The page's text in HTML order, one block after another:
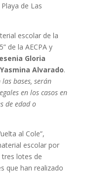
de Las
escolar de la
de la AECPA y
Gloria
Yasmina Alvarado.
bases, serán
en los casos en
de edad o
al Cole”,
escolar por
lotes de
que han realizado